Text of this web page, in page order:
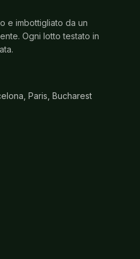
e imbottigliato da un
Ogni lotto testato in
Paris, Bucharest